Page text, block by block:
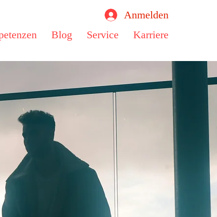
Anmelden
Blog Service Karriere